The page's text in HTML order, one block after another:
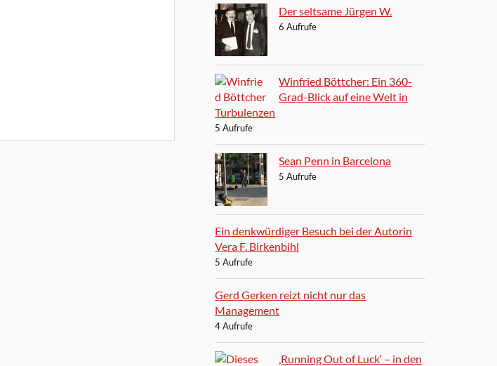
Der seltsame Jürgen W.
6 Aufrufe
Winfried Böttcher: Ein 360-
Grad-Blick auf eine Welt in
Turbulenzen
5 Aufrufe
Sean Penn in Barcelona
5 Aufrufe
Ein denkwürdiger Besuch bei der Autorin
Vera F. Birkenbihl
5 Aufrufe
Gerd Gerken reizt nicht nur das
Management
4 Aufrufe
‚Running Out of Luck‘ – in den